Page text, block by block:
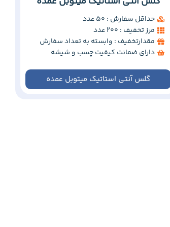
حداقل سفارش : 50 عدد
مرز تخفیف : 200 عدد
مقدارتخفیف : وابسته به تعداد سفارش
دارای ضمانت کیفیت چسب و شیشه
گلس آنتی استاتیک میتوبل عمده